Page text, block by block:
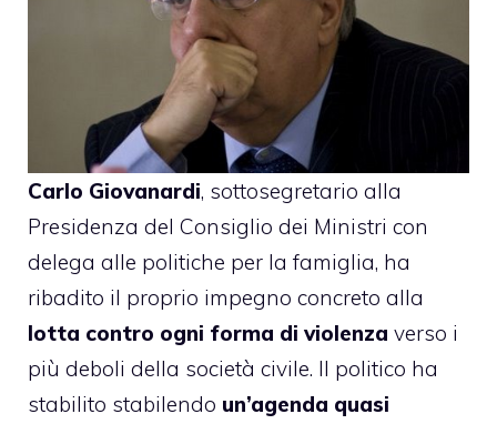
Carlo Giovanardi, sottosegretario alla
Presidenza del Consiglio dei Ministri con
delega alle politiche per la famiglia, ha
ribadito il proprio impegno concreto alla
lotta contro ogni forma di violenza verso i
più deboli della società civile. Il politico ha
stabilito stabilendo un’agenda quasi